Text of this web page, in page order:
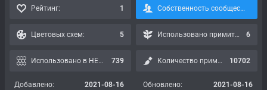
Рейтинг: 1 Собственность сообщества, подписка невозможна:
Цветовых схем: 5 Использовано примитивов: 6
Использовано в HEX картах: 739 Количество применений: 10702
Добавлено: 2021-08-16 Обновлено: 2021-08-16